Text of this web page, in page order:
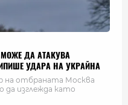
ДА АТАКУВА
УДАРА НА УКРАЙНА
на отбраната Москва
да изглежда като